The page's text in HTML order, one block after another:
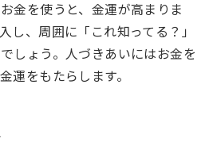
金を使うと、金運が高まりま
し、周囲に「これ知ってる？」
しょう。人づきあいにはお金を
運をもたらします。